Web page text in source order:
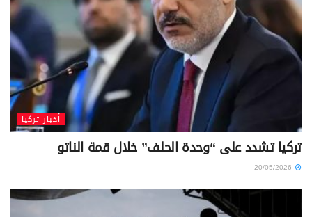
أخبار تركيا
تركيا تشدد على “وحدة الحلف” خلال قمة الناتو